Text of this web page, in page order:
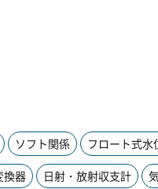
ソフト関係 フロート式水
換器 日射・放射収支計